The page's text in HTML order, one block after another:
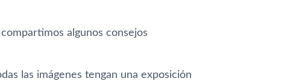
algunos consejos
las imágenes tengan una exposición